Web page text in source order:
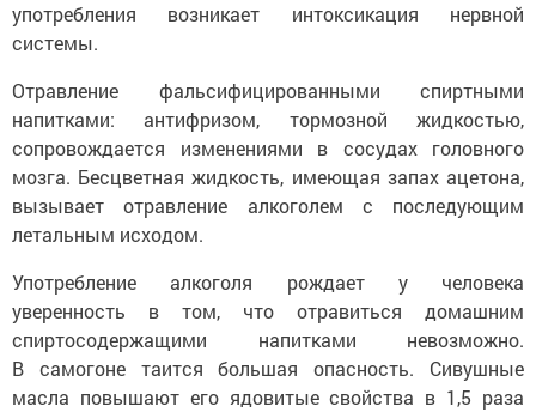
употребления возникает интоксикация нервной
системы.
Отравление фальсифицированными спиртными
напитками: антифризом, тормозной жидкостью,
сопровождается изменениями в сосудах головного
мозга. Бесцветная жидкость, имеющая запах ацетона,
вызывает отравление алкоголем с последующим
летальным исходом.
Употребление алкоголя рождает у человека
уверенность в том, что отравиться домашним
спиртосодержащими напитками невозможно.
В самогоне таится большая опасность. Сивушные
масла повышают его ядовитые свойства в 1,5 раза